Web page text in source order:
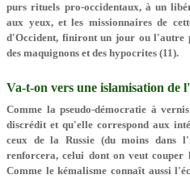
purs rituels pro-occidentaux, à un
aux yeux, et les missionnaires de
d'Occident, finiront un jour ou l'autre
des maquignons et des hypocrites (11).
Va-t-on vers une islamisation de
Comme la pseudo-démocratie à
discrédit et qu'elle correspond aux
ceux de la Russie (du moins dans
renforcera, celui dont on veut couper
Comme le kémalisme connaît aussi